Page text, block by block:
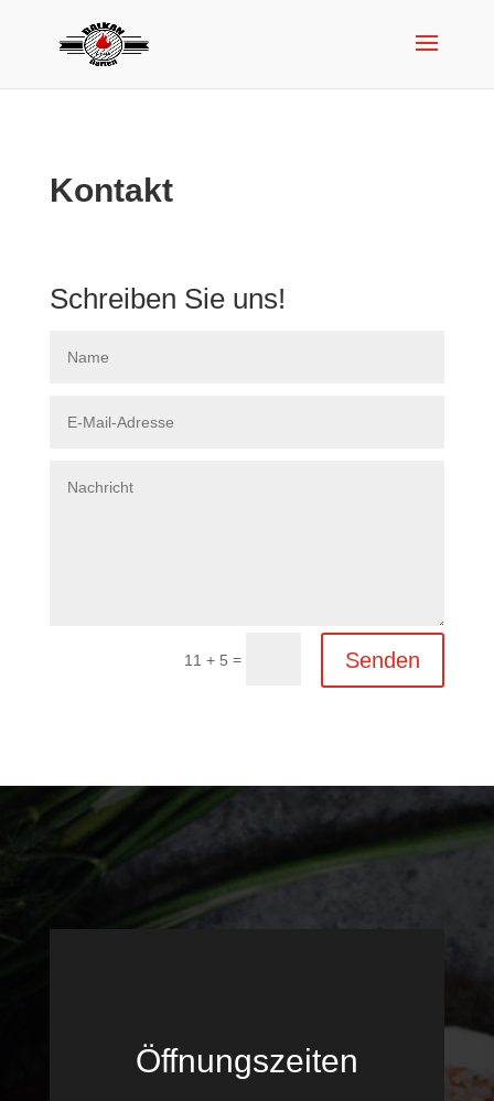
Kontakt
Schreiben Sie uns!
11 + 5 = Senden
Öffnungszeiten